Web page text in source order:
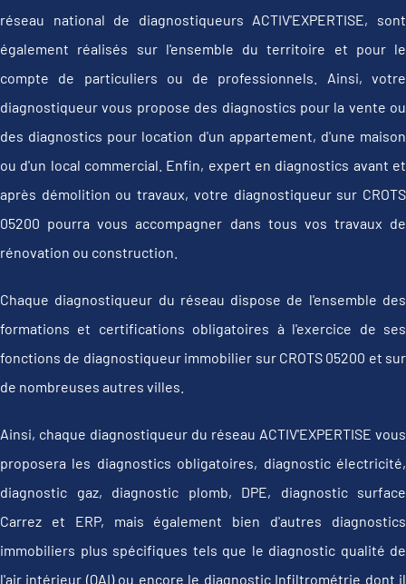
réseau national de diagnostiqueurs ACTIV'EXPERTISE, sont
également réalisés sur l'ensemble du territoire et pour le
compte de particuliers ou de professionnels. Ainsi, votre
diagnostiqueur vous propose des diagnostics pour la vente ou
des diagnostics pour location d'un appartement, d'une maison
ou d'un local commercial. Enfin, expert en diagnostics avant et
après démolition ou travaux, votre diagnostiqueur sur CROTS
05200 pourra vous accompagner dans tous vos travaux de
rénovation ou construction.
Chaque diagnostiqueur du réseau dispose de l'ensemble des
formations et certifications obligatoires à l'exercice de ses
fonctions de diagnostiqueur immobilier sur CROTS 05200 et sur
de nombreuses autres villes.
Ainsi, chaque diagnostiqueur du réseau ACTIV'EXPERTISE vous
proposera les diagnostics obligatoires, diagnostic électricité,
diagnostic gaz, diagnostic plomb, DPE, diagnostic surface
Carrez et ERP, mais également bien d'autres diagnostics
immobiliers plus spécifiques tels que le diagnostic qualité de
l'air intérieur (QAI) ou encore le diagnostic Infiltrométrie dont il